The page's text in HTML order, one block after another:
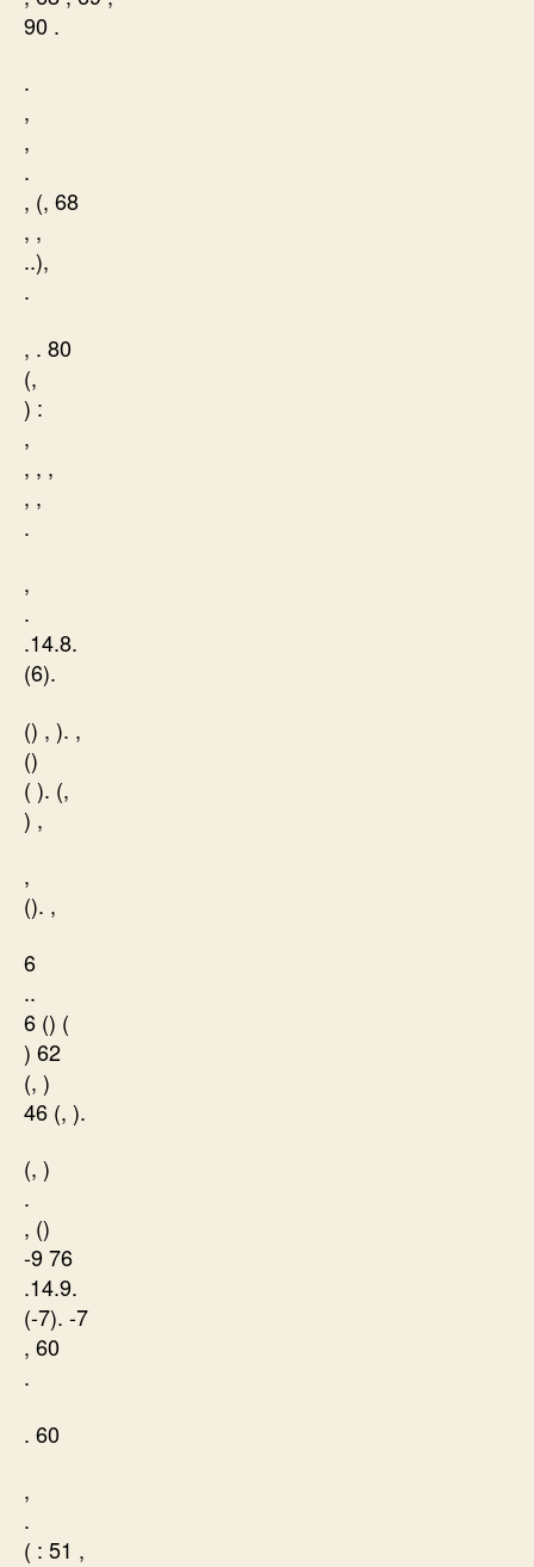
90 .
.
,
,
.
, (, 68
, ,
..),
.
, . 80
(,
) :
,
, , ,
, ,
.
,
.
.14.8.
(6).
() , ). ,
()
( ). (,
) ,
,
(). ,
6
..
6 () (
) 62
(, )
46 (, ).
(, )
.
, ()
-9 76
.14.9.
(-7). -7
, 60
.
. 60
,
.
( : 51 ,